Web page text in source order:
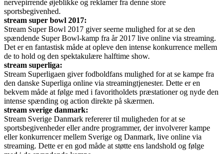
nervepirrende øjeblikke og reklamer fra denne store
sportsbegivenhed.
stream super bowl 2017:
Stream Super Bowl 2017 giver seerne mulighed for at se den
spændende Super Bowl-kamp fra år 2017 live online via streaming.
Det er en fantastisk måde at opleve den intense konkurrence mellem
de to hold og den spektakulære halftime show.
stream superliga:
Stream Superligaen giver fodboldfans mulighed for at se kampe fra
den danske Superliga online via streamingtjenester. Dette er en
bekvem måde at følge med i favoritholdets præstationer og nyde den
intense spænding og action direkte på skærmen.
stream sverige danmark:
Stream Sverige Danmark refererer til muligheden for at se
sportsbegivenheder eller andre programmer, der involverer kampe
eller konkurrencer mellem Sverige og Danmark, live online via
streaming. Dette er en god måde at støtte ens landshold og følge